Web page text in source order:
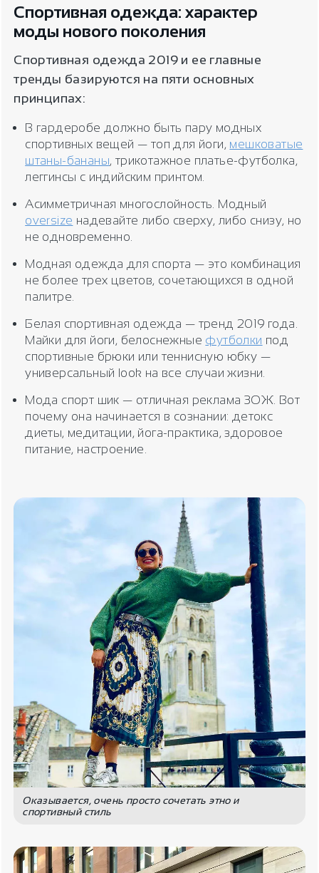
Спортивная одежда: характер
моды нового поколения
Спортивная одежда 2019 и ее главные
тренды базируются на пяти основных
принципах:
В гардеробе должно быть пару модных
спортивных вещей — топ для йоги, мешковатые
штаны-бананы, трикотажное платье-футболка,
леггинсы с индийским принтом.
Асимметричная многослойность. Модный
oversize надевайте либо сверху, либо снизу, но
не одновременно.
Модная одежда для спорта — это комбинация
не более трех цветов, сочетающихся в одной
палитре.
Белая спортивная одежда — тренд 2019 года.
Майки для йоги, белоснежные футболки под
спортивные брюки или теннисную юбку —
универсальный look на все случаи жизни.
Мода спорт шик — отличная реклама ЗОЖ. Вот
почему она начинается в сознании: детокс
диеты, медитации, йога-практика, здоровое
питание, настроение.
Оказывается, очень просто сочетать этно и
спортивный стиль